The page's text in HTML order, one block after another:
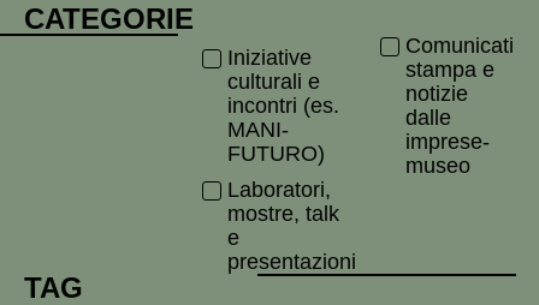
CATEGORIE
Iniziative
culturali e
incontri (es.
MANI-
FUTURO)
Laboratori,
mostre, talk
e
presentazioni
Comunicati
stampa e
notizie
dalle
imprese-
museo
TAG